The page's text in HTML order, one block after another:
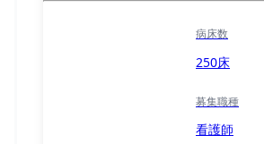
病床数
250床
募集職種
看護師